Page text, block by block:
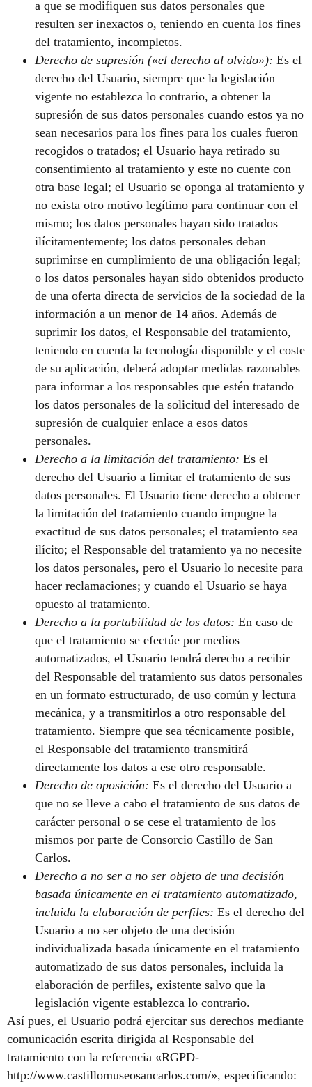
a que se modifiquen sus datos personales que
resulten ser inexactos o, teniendo en cuenta los fines
del tratamiento, incompletos.
Derecho de supresión («el derecho al olvido»): Es el
derecho del Usuario, siempre que la legislación
vigente no establezca lo contrario, a obtener la
supresión de sus datos personales cuando estos ya no
sean necesarios para los fines para los cuales fueron
recogidos o tratados; el Usuario haya retirado su
consentimiento al tratamiento y este no cuente con
otra base legal; el Usuario se oponga al tratamiento y
no exista otro motivo legítimo para continuar con el
mismo; los datos personales hayan sido tratados
ilícitamentemente; los datos personales deban
suprimirse en cumplimiento de una obligación legal;
o los datos personales hayan sido obtenidos producto
de una oferta directa de servicios de la sociedad de la
información a un menor de 14 años. Además de
suprimir los datos, el Responsable del tratamiento,
teniendo en cuenta la tecnología disponible y el coste
de su aplicación, deberá adoptar medidas razonables
para informar a los responsables que estén tratando
los datos personales de la solicitud del interesado de
supresión de cualquier enlace a esos datos
personales.
Derecho a la limitación del tratamiento: Es el
derecho del Usuario a limitar el tratamiento de sus
datos personales. El Usuario tiene derecho a obtener
la limitación del tratamiento cuando impugne la
exactitud de sus datos personales; el tratamiento sea
ilícito; el Responsable del tratamiento ya no necesite
los datos personales, pero el Usuario lo necesite para
hacer reclamaciones; y cuando el Usuario se haya
opuesto al tratamiento.
Derecho a la portabilidad de los datos: En caso de
que el tratamiento se efectúe por medios
automatizados, el Usuario tendrá derecho a recibir
del Responsable del tratamiento sus datos personales
en un formato estructurado, de uso común y lectura
mecánica, y a transmitirlos a otro responsable del
tratamiento. Siempre que sea técnicamente posible,
el Responsable del tratamiento transmitirá
directamente los datos a ese otro responsable.
Derecho de oposición: Es el derecho del Usuario a
que no se lleve a cabo el tratamiento de sus datos de
carácter personal o se cese el tratamiento de los
mismos por parte de Consorcio Castillo de San
Carlos.
Derecho a no ser a no ser objeto de una decisión
basada únicamente en el tratamiento automatizado,
incluida la elaboración de perfiles: Es el derecho del
Usuario a no ser objeto de una decisión
individualizada basada únicamente en el tratamiento
automatizado de sus datos personales, incluida la
elaboración de perfiles, existente salvo que la
legislación vigente establezca lo contrario.
Así pues, el Usuario podrá ejercitar sus derechos mediante
comunicación escrita dirigida al Responsable del
tratamiento con la referencia «RGPD-
http://www.castillomuseosancarlos.com/», especificando: